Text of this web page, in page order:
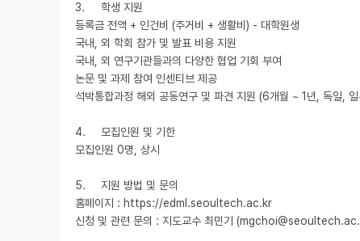
3.	학생 지원
등록금 전액 + 인건비 (주거비 + 생활비) - 대학원생
국내, 외 학회 참가 및 발표 비용 지원
국내, 외 연구기관들과의 다양한 협업 기회 부여
논문 및 과제 참여 인센티브 제공
석박통합과정 해외 공동연구 및 파견 지원 (6개월 ~ 1년, 독일,
4.	모집인원 및 기한
모집인원 0명, 상시
5.	지원 방법 및 문의
홈페이지 : https://edml.seoultech.ac.kr
신청 및 관련 문의 : 지도교수 최민기